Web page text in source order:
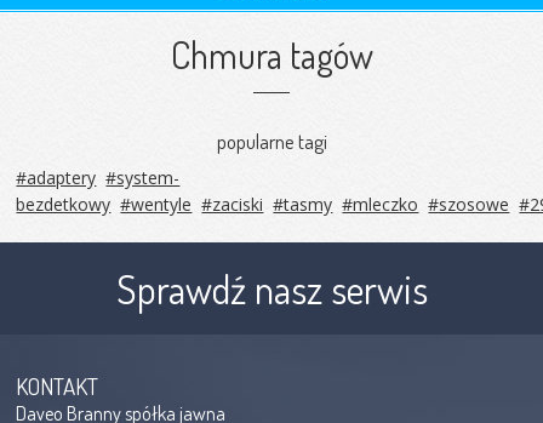
Chmura tagów
popularne tagi
#adaptery #system-
bezdetkowy #wentyle #zaciski #tasmy #mleczko #szosowe
Sprawdź nasz serwis
KONTAKT
Daveo Branny spółka jawna